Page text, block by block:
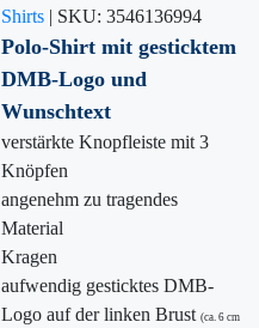
Shirts | SKU: 3546136994
Polo-Shirt mit gesticktem
DMB-Logo und
Wunschtext
verstärkte Knopfleiste mit 3
Knöpfen
angenehm zu tragendes
Material
Kragen
aufwendig gesticktes DMB-
Logo auf der linken Brust(ca. 6 cm